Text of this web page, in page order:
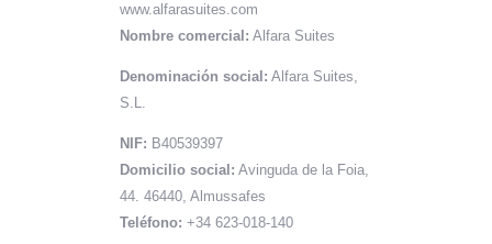
www.alfarasuites.com
Nombre comercial: Alfara Suites
Denominación social: Alfara Suites,
S.L.
NIF: B40539397
Domicilio social: Avinguda de la Foia,
44. 46440, Almussafes
Teléfono: +34 623-018-140